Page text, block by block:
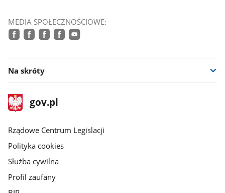
MEDIA SPOŁECZNOŚCIOWE:
Na skróty
stopka
gov.plStrona
gov.pl
Rządowe Centrum Legislacji
Polityka cookies
Służba cywilna
Profil zaufany